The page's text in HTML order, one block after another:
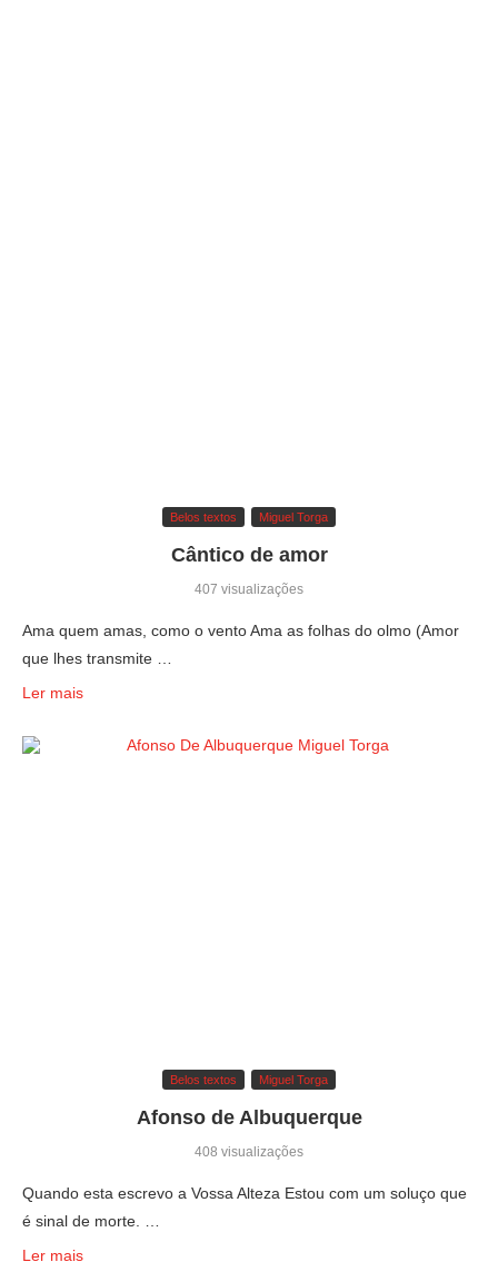
Belos textos Miguel Torga
Cântico de amor
407 visualizações
Ama quem amas, como o vento Ama as folhas do olmo (Amor
que lhes transmite …
Ler mais
Belos textos Miguel Torga
Afonso de Albuquerque
408 visualizações
Quando esta escrevo a Vossa Alteza Estou com um soluço que
é sinal de morte. …
Ler mais